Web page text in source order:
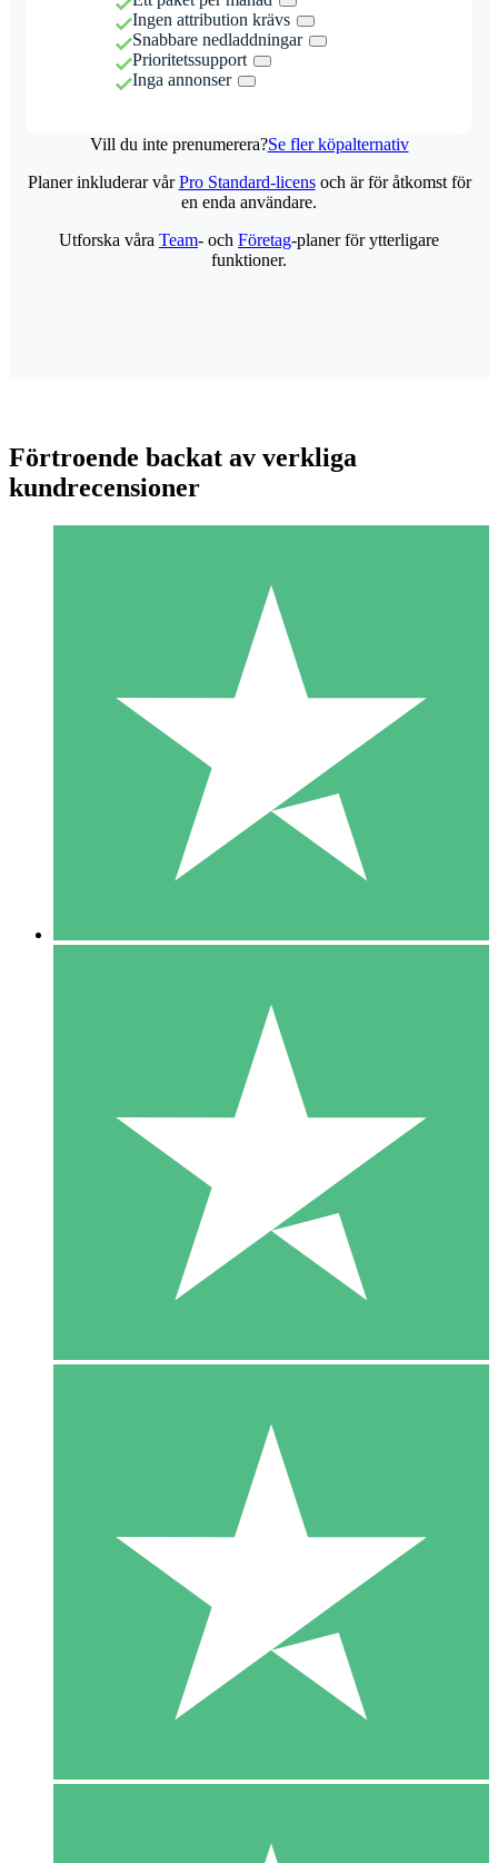
Ingen attribution krävs
Snabbare nedladdningar
Prioritetssupport
Inga annonser
Vill du inte prenumerera?Se fler köpalternativ
Individuella Kreditpaket
Betala per användning med nedladdningskrediter. Inget
1 Nedladdningar
10 00
10 Nedladdningar
20 00
Planer inkluderar vårPro Standard-licensoch är för åtkomst för
en enda användare.
Utforska våra Team- och Företag-planer för ytterligare
funktioner.
Förtroende backat av verkliga
kundrecensioner